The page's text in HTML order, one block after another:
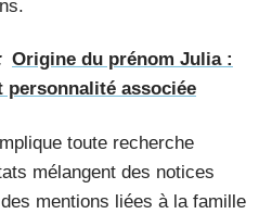
Origine du prénom Julia :
associée
toute recherche
mélangent des notices
mentions liées à la famille